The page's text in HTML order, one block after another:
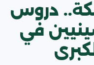
دروس
في